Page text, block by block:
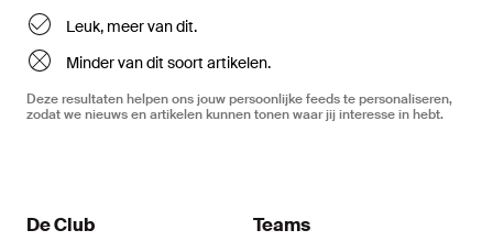
Leuk, meer van dit.
Minder van dit soort artikelen.
Deze resultaten helpen ons jouw persoonlijke feeds te personaliseren,
zodat we nieuws en artikelen kunnen tonen waar jij interesse in hebt.
De Club
Teams